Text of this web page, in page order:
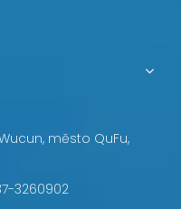
město QuFu,
3260902